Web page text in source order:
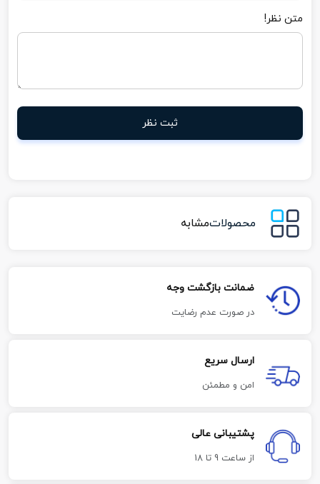
متن نظر!
ثبت نظر
محصولاتمشابه
ضمانت بازگشت وجه
در صورت عدم رضایت
ارسال سریع
امن و مطمئن
پشتیبانی عالی
از ساعت 9 تا 18